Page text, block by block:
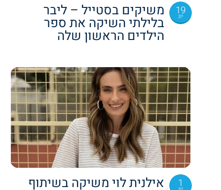
19
יונ משיקים בסטייל – ליבר
בלילתי השיקה את ספר
הילדים הראשון שלה
1 אילנית לוי משיקה בשיתוף